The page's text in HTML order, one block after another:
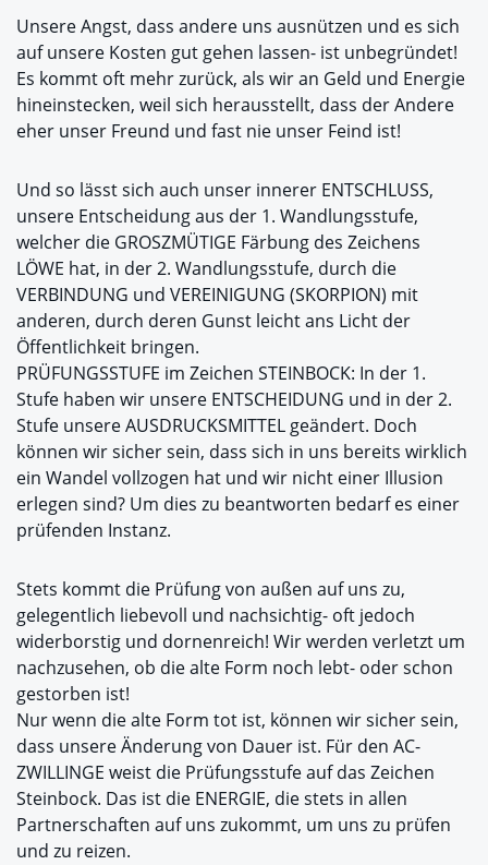
Unsere Angst, dass andere uns ausnützen und es sich
auf unsere Kosten gut gehen lassen- ist unbegründet!
Es kommt oft mehr zurück, als wir an Geld und Energie
hineinstecken, weil sich herausstellt, dass der Andere
eher unser Freund und fast nie unser Feind ist!
Und so lässt sich auch unser innerer ENTSCHLUSS,
unsere Entscheidung aus der 1. Wandlungsstufe,
welcher die GROSZMÜTIGE Färbung des Zeichens
LÖWE hat, in der 2. Wandlungsstufe, durch die
VERBINDUNG und VEREINIGUNG (SKORPION) mit
anderen, durch deren Gunst leicht ans Licht der
Öffentlichkeit bringen.
PRÜFUNGSSTUFE im Zeichen STEINBOCK: In der 1.
Stufe haben wir unsere ENTSCHEIDUNG und in der 2.
Stufe unsere AUSDRUCKSMITTEL geändert. Doch
können wir sicher sein, dass sich in uns bereits wirklich
ein Wandel vollzogen hat und wir nicht einer Illusion
erlegen sind? Um dies zu beantworten bedarf es einer
prüfenden Instanz.
Stets kommt die Prüfung von außen auf uns zu,
gelegentlich liebevoll und nachsichtig- oft jedoch
widerborstig und dornenreich! Wir werden verletzt um
nachzusehen, ob die alte Form noch lebt- oder schon
gestorben ist!
Nur wenn die alte Form tot ist, können wir sicher sein,
dass unsere Änderung von Dauer ist. Für den AC-
ZWILLINGE weist die Prüfungsstufe auf das Zeichen
Steinbock. Das ist die ENERGIE, die stets in allen
Partnerschaften auf uns zukommt, um uns zu prüfen
und zu reizen.